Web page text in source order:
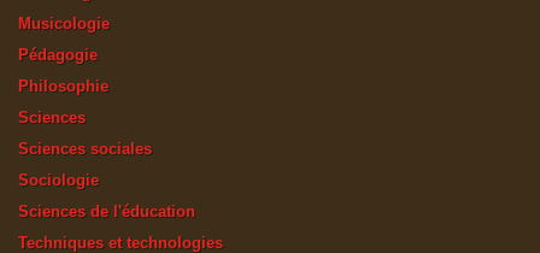
Musicologie
Pédagogie
Philosophie
Sciences
Sciences sociales
Sociologie
Sciences de l'éducation
Techniques et technologies